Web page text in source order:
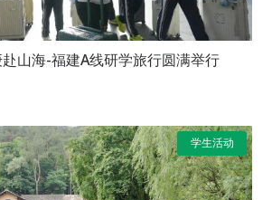
山海-福建A线研学旅行圆满举行
学生活动